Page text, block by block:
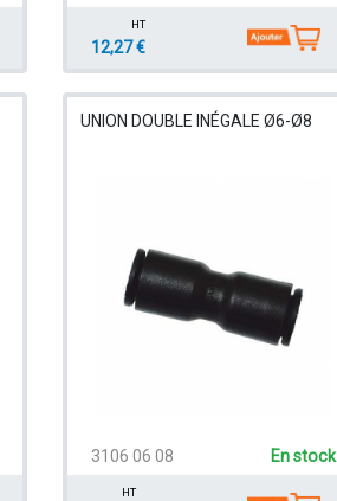
HT
12,27 €
UNION DOUBLE INÉGALE Ø6-Ø8
3106 06 08 En stock
HT